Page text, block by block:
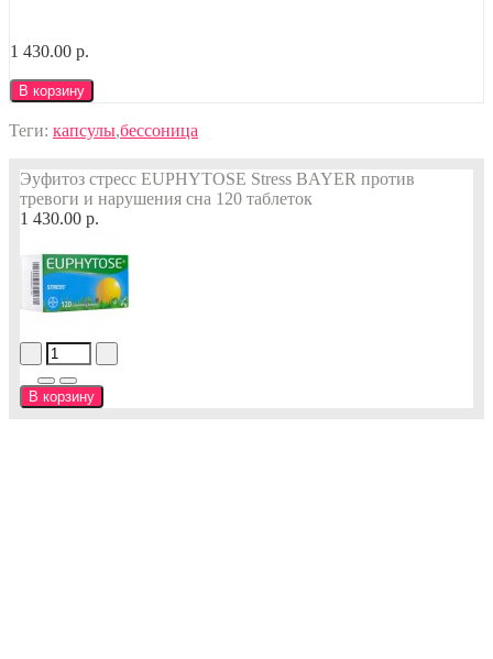
1 430.00 р.
В корзину
Теги: капсулы,бессоница
Эуфитоз стресс EUPHYTOSE Stress BAYER против
тревоги и нарушения сна 120 таблеток
1 430.00 р.
В корзину